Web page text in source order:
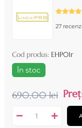
27
Cod produs: EHP01r
În stoc
690,00 lei